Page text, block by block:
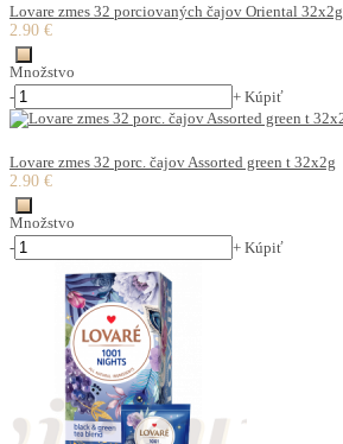
Lovare zmes 32 porciovaných čajov Oriental 32x2g
2.90 €
Množstvo
-
+ Kúpiť
Lovare zmes 32 porc. čajov Assorted green t 32x2g
2.90 €
Množstvo
-
+ Kúpiť